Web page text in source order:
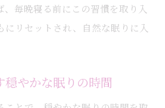
、毎晩寝る前にこの習慣を取り入
にリセットされ、自然な眠りに入
やかな眠りの時間